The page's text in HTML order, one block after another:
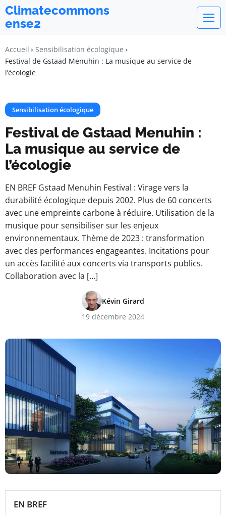
Climatecommons
ense2
Accueil
Sensibilisation écologique
Festival de Gstaad Menuhin : La musique au service de
l’écologie
Sensibilisation écologique
Festival de Gstaad Menuhin :
La musique au service de
l’écologie
EN BREF Gstaad Menuhin Festival : Virage vers la
durabilité écologique depuis 2002. Plus de 60 concerts
avec une empreinte carbone à réduire. Utilisation de la
musique pour sensibiliser sur les enjeux
environnementaux. Thème de 2023 : transformation
avec des performances engageantes. Incitations pour
un accès facilité aux concerts via transports publics.
Collaboration avec la […]
Kévin Girard
19 décembre 2024
EN BREF